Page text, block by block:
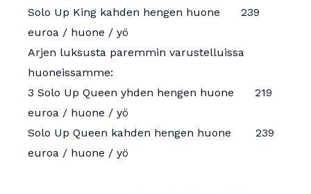
Solo Up King kahden hengen huone 239
euroa / huone / yö
Arjen luksusta paremmin varustelluissa
huoneissamme:
3 Solo Up Queen yhden hengen huone 219
euroa / huone / yö
Solo Up Queen kahden hengen huone 239
euroa / huone / yö